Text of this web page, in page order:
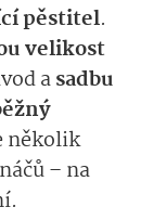
pěstitel.
velikost
asadbu
několik
– na